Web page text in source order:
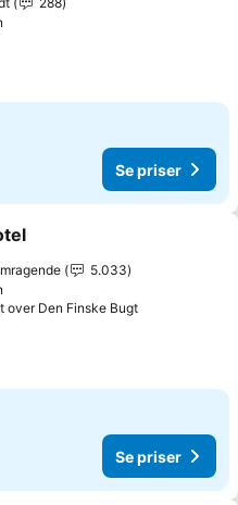
Se priser
til favoritter
5.033
over Den Finske BugtSe priser
Se priser